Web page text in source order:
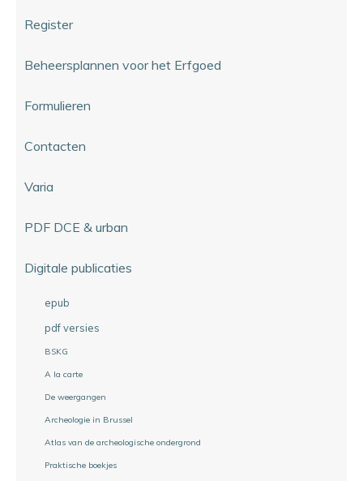
Register
Beheersplannen voor het Erfgoed
Formulieren
Contacten
Varia
PDF DCE & urban
Digitale publicaties
epub
pdf versies
BSKG
A la carte
De weergangen
Archeologie in Brussel
Atlas van de archeologische ondergrond
Praktische boekjes